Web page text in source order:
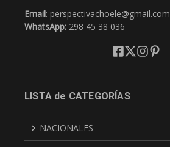
Email: perspectivachoele@gmail.com
WhatsApp: 298 45 38 036
LISTA de CATEGORÍAS
NACIONALES